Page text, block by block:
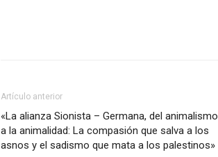
Artículo anterior
«La alianza Sionista – Germana, del animalismo
a la animalidad: La compasión que salva a los
asnos y el sadismo que mata a los palestinos»